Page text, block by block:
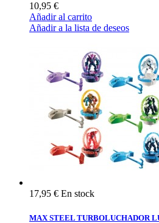
10,95 €
Añadir al carrito
Añadir a la lista de deseos
17,95 € En stock
MAX STEEL TURBOLUCHADOR